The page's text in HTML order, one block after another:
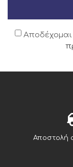
Αποδέχομαι
Αποστολή